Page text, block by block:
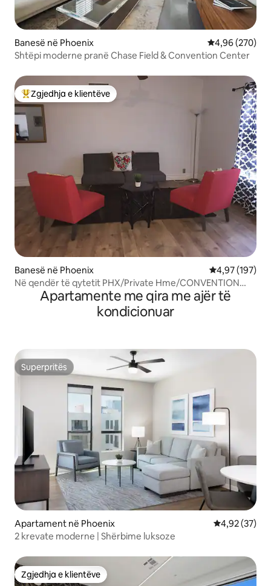
Banesë në Phoenix Vlerësimi
4,96 (270)
Shtëpi moderne pranë Chase Field & Convention Center
Më të mirat e zgjedhjeve të klientëve
Zgjedhja e klientëve
Banesë në Phoenix Vlerësimi
4,97 (197)
Në qendër të qytetit PHX/Private Hme/CONVENTION
Cntr/Family Fr
Apartamente me qira me ajër të
kondicionuar
Superpritës
Superpritës
Apartament në Phoenix Vlerësimi
4,92 (37)
2 krevate moderne | Shërbime luksoze
Zgjedhja e klientëve
Zgjedhja e klientëve